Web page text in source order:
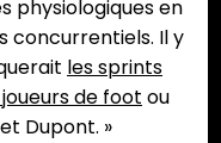
physiologiques en
concurrentiels. Il y
les sprints
de foot ou
Dupont. »